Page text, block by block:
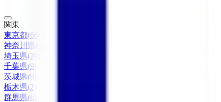
関東
東京都(66
神奈川県
埼玉県(20
千葉県(9 )
茨城県(9 )
栃木県(2
群馬県(6